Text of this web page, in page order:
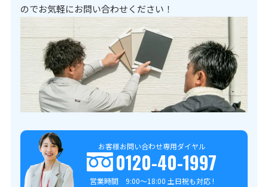
のでお気軽にお問い合わせください！
お客様お問い合わせ専用ダイヤル
0120-40-1997
営業時間 9:00～18:00 土日祝も対応 !